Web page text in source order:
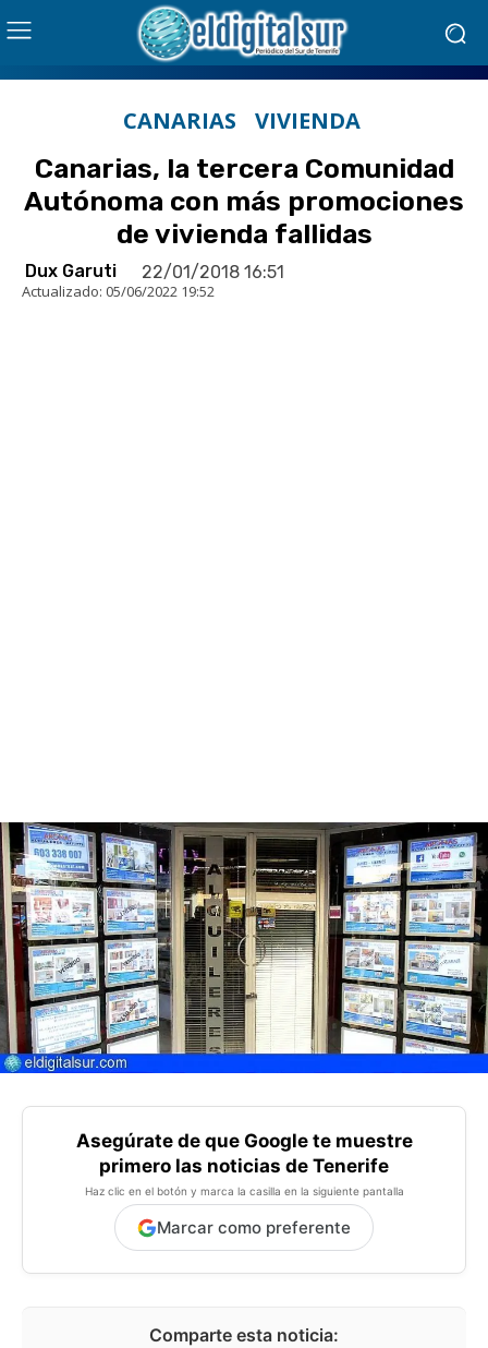
CANARIAS VIVIENDA
Canarias, la tercera Comunidad
Autónoma con más promociones
de vivienda fallidas
Dux Garuti 22/01/2018 16:51
Actualizado: 05/06/2022 19:52
Asegúrate de que Google te muestre
primero las noticias de Tenerife
Haz clic en el botón y marca la casilla en la siguiente pantalla
Marcar como preferente
Comparte esta noticia: